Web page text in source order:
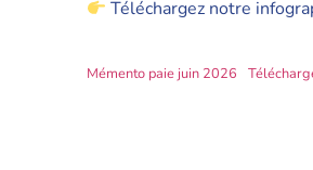
Téléchargez notre
Mémento paie juin 2026